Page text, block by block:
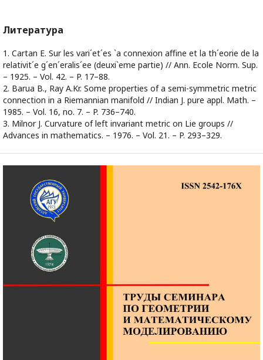
Литература
1. Cartan E. Sur les vari´et´es `a connexion aﬃne et la th´eorie de la
relativit´e g´en´eralis´ee (deuxi`eme partie) // Ann. Ecole Norm. Sup.
– 1925. – Vol. 42. – P. 17–88.
2. Barua B., Ray A.Kr. Some properties of a semi-symmetric metric
connection in a Riemannian manifold // Indian J. pure appl. Math. –
1985. – Vol. 16, no. 7. – P. 736–740.
3. Milnor J. Curvature of left invariant metric on Lie groups //
Advances in mathematics. – 1976. – Vol. 21. – P. 293–329.